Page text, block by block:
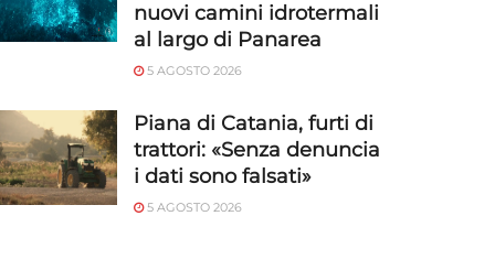
nuovi camini idrotermali
al largo di Panarea
5 AGOSTO 2026
Piana di Catania, furti di
trattori: «Senza denuncia
i dati sono falsati»
5 AGOSTO 2026